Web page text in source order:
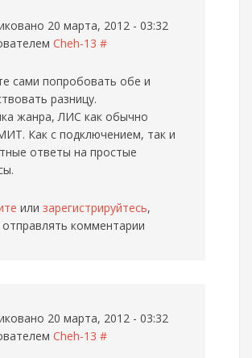
20 марта, 2012 - 03:32
Cheh-13 #
сами попробовать обе и
разницу.
жанра, ЛИС как обычно
Как с подключением, так и
ответы на простые
или зарегистрируйтесь,
комментарии
20 марта, 2012 - 03:32
Cheh-13 #